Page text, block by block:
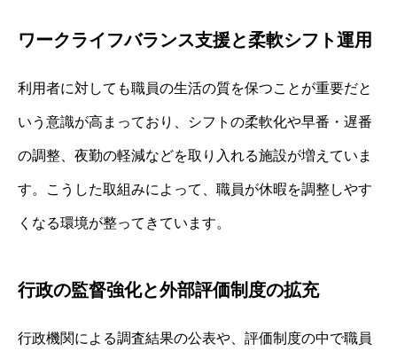
ワークライフバランス支援と柔軟シフト運用
利用者に対しても職員の生活の質を保つことが重要だと
いう意識が高まっており、シフトの柔軟化や早番・遅番
の調整、夜勤の軽減などを取り入れる施設が増えていま
す。こうした取組みによって、職員が休暇を調整しやす
くなる環境が整ってきています。
行政の監督強化と外部評価制度の拡充
行政機関による調査結果の公表や、評価制度の中で職員